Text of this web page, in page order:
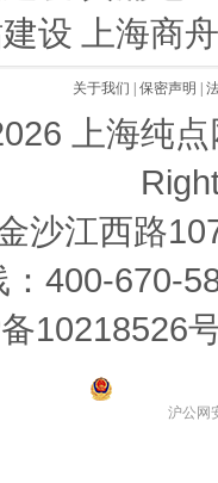
设 上海商
关于我们 保密声明
上海纯
沙江西路
：400-670-
10218526
沪公网